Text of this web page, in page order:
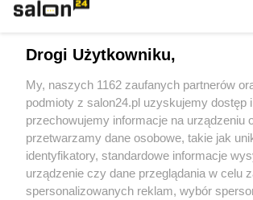
Sport
Społeczeństwo
Kultura
Drogi Użytkowniku,
My, naszych 1162 zaufanych partnerów
podmioty z salon24.pl uzyskujemy dostęp i
przechowujemy informacje na urządzeniu
przetwarzamy dane osobowe, takie jak
identyfikatory, standardowe informacje
urządzenie czy dane przeglądania w celu
spersonalizowanych reklam, wybór